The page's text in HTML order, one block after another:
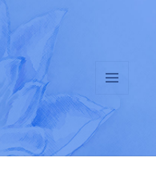
UND
WIDGETS